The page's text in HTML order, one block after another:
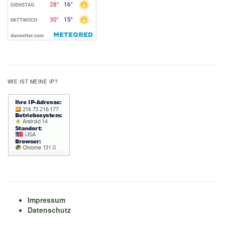
WIE IST MEINE IP?
Impressum
Datenschutz